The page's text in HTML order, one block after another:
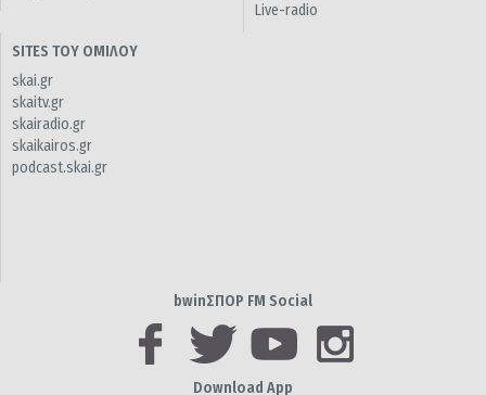
Live-radio
SITES ΤΟΥ ΟΜΙΛΟΥ
skai.gr
skaitv.gr
skairadio.gr
skaikairos.gr
podcast.skai.gr
bwinΣΠΟΡ FM Social
Download App